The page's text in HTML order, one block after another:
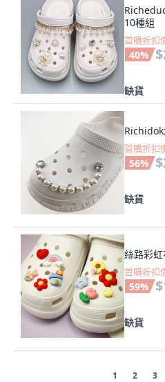
10種組
首購折扣
40%
缺貨
Richidok
首購折扣
56%
缺貨
絲路彩
首購折扣
59%
缺貨
1 2 3